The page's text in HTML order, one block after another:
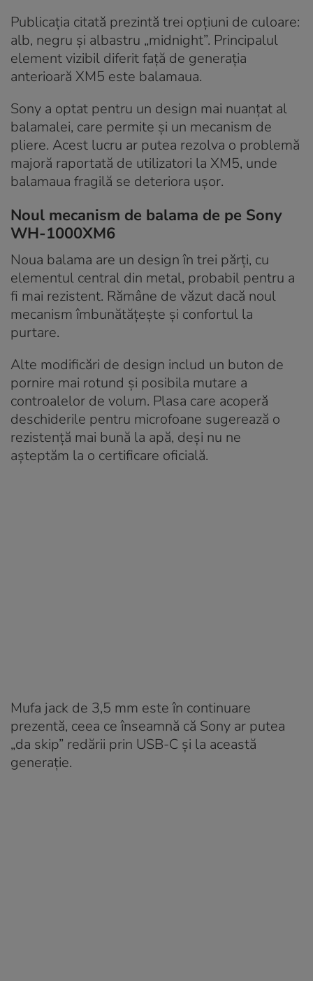
Publicația citată prezintă trei opțiuni de culoare:
alb, negru și albastru „midnight”. Principalul
element vizibil diferit față de generația
anterioară XM5 este balamaua.
Sony a optat pentru un design mai nuanțat al
balamalei, care permite și un mecanism de
pliere. Acest lucru ar putea rezolva o problemă
majoră raportată de utilizatori la XM5, unde
balamaua fragilă se deteriora ușor.
Noul mecanism de balama de pe Sony
WH-1000XM6
Noua balama are un design în trei părți, cu
elementul central din metal, probabil pentru a
fi mai rezistent. Rămâne de văzut dacă noul
mecanism îmbunătățește și confortul la
purtare.
Alte modificări de design includ un buton de
pornire mai rotund și posibila mutare a
controalelor de volum. Plasa care acoperă
deschiderile pentru microfoane sugerează o
rezistență mai bună la apă, deși nu ne
așteptăm la o certificare oficială.
Mufa jack de 3,5 mm este în continuare
prezentă, ceea ce înseamnă că Sony ar putea
„da skip” redării prin USB-C și la această
generație.